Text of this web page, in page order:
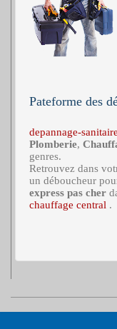
Pateforme des
depannage-
Plomberie,
genres.
Retrouvez dans
un déboucheur
express pas cher
chauffage central .